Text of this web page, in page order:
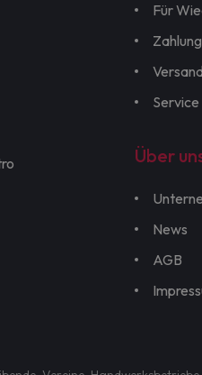
Für
Zahlung
Service
Über
News
AGB